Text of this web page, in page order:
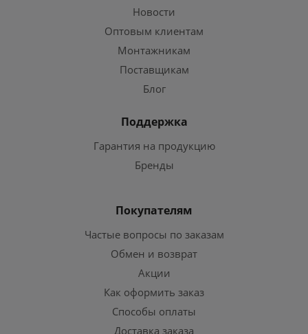
Новости
Оптовым клиентам
Монтажникам
Поставщикам
Блог
Поддержка
Гарантия на продукцию
Бренды
Покупателям
Частые вопросы по заказам
Обмен и возврат
Акции
Как оформить заказ
Способы оплаты
Доставка заказа